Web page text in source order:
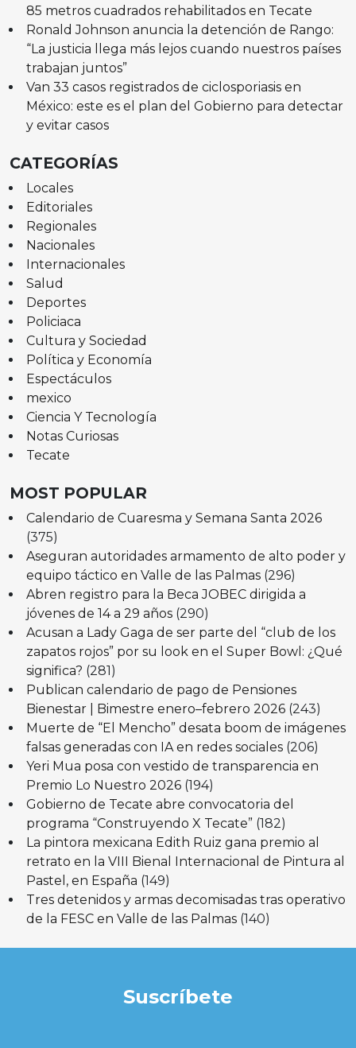
85 metros cuadrados rehabilitados en Tecate
Ronald Johnson anuncia la detención de Rango:
“La justicia llega más lejos cuando nuestros países
trabajan juntos”
Van 33 casos registrados de ciclosporiasis en
México: este es el plan del Gobierno para detectar
y evitar casos
CATEGORÍAS
Locales
Editoriales
Regionales
Nacionales
Internacionales
Salud
Deportes
Policiaca
Cultura y Sociedad
Política y Economía
Espectáculos
mexico
Ciencia Y Tecnología
Notas Curiosas
Tecate
MOST POPULAR
Calendario de Cuaresma y Semana Santa 2026
(375)
Aseguran autoridades armamento de alto poder y
equipo táctico en Valle de las Palmas (296)
Abren registro para la Beca JOBEC dirigida a
jóvenes de 14 a 29 años (290)
Acusan a Lady Gaga de ser parte del “club de los
zapatos rojos” por su look en el Super Bowl: ¿Qué
significa? (281)
Publican calendario de pago de Pensiones
Bienestar | Bimestre enero–febrero 2026 (243)
Muerte de “El Mencho” desata boom de imágenes
falsas generadas con IA en redes sociales (206)
Yeri Mua posa con vestido de transparencia en
Premio Lo Nuestro 2026 (194)
Gobierno de Tecate abre convocatoria del
programa “Construyendo X Tecate” (182)
La pintora mexicana Edith Ruiz gana premio al
retrato en la VIII Bienal Internacional de Pintura al
Pastel, en España (149)
Tres detenidos y armas decomisadas tras operativo
de la FESC en Valle de las Palmas (140)
Suscríbete